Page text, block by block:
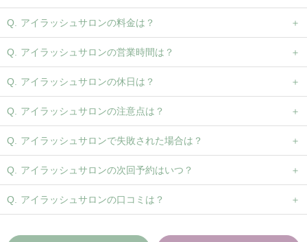
アイラッシュサロンの料金は？
アイラッシュサロンの営業時間は？
アイラッシュサロンの休日は？
アイラッシュサロンの注意点は？
アイラッシュサロンで失敗された場合は？
アイラッシュサロンの次回予約はいつ？
アイラッシュサロンの口コミは？